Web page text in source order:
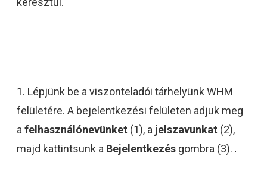
1. Lépjünk be a viszonteladói tárhelyünk WHM
felületére. A bejelentkezési felületen adjuk meg
a felhasználónevünket (1), a jelszavunkat (2),
majd kattintsunk a Bejelentkezés gombra (3).